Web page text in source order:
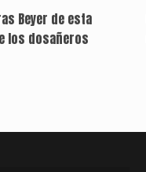
Beyer de esta
los dosañeros